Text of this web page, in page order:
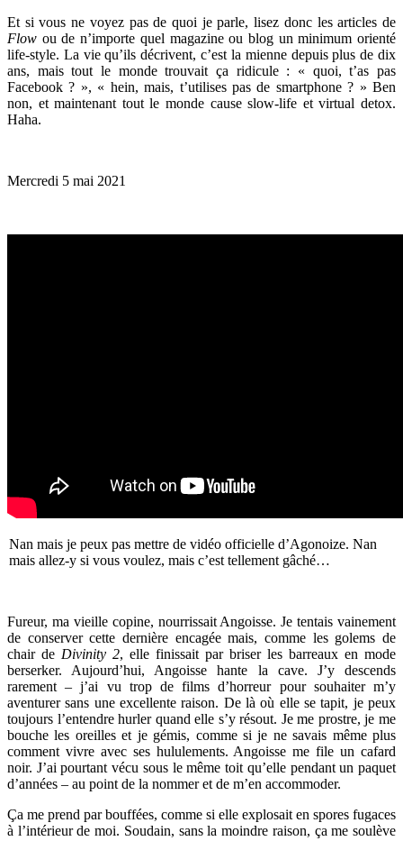
Et si vous ne voyez pas de quoi je parle, lisez donc les articles de
Flow ou de n’importe quel magazine ou blog un minimum orienté
life-style. La vie qu’ils décrivent, c’est la mienne depuis plus de dix
ans, mais tout le monde trouvait ça ridicule : « quoi, t’as pas
Facebook ? », « hein, mais, t’utilises pas de smartphone ? » Ben
non, et maintenant tout le monde cause slow-life et virtual detox.
Haha.
Mercredi 5 mai 2021
Nan mais je peux pas mettre de vidéo officielle d’Agonoize. Nan
mais allez-y si vous voulez, mais c’est tellement gâché…
Fureur, ma vieille copine, nourrissait Angoisse. Je tentais vainement
de conserver cette dernière encagée mais, comme les golems de
chair de Divinity 2, elle finissait par briser les barreaux en mode
berserker. Aujourd’hui, Angoisse hante la cave. J’y descends
rarement – j’ai vu trop de films d’horreur pour souhaiter m’y
aventurer sans une excellente raison. De là où elle se tapit, je peux
toujours l’entendre hurler quand elle s’y résout. Je me prostre, je me
bouche les oreilles et je gémis, comme si je ne savais même plus
comment vivre avec ses hululements. Angoisse me file un cafard
noir. J’ai pourtant vécu sous le même toit qu’elle pendant un paquet
d’années – au point de la nommer et de m’en accommoder.
Ça me prend par bouffées, comme si elle explosait en spores fugaces
à l’intérieur de moi. Soudain, sans la moindre raison, ça me soulève